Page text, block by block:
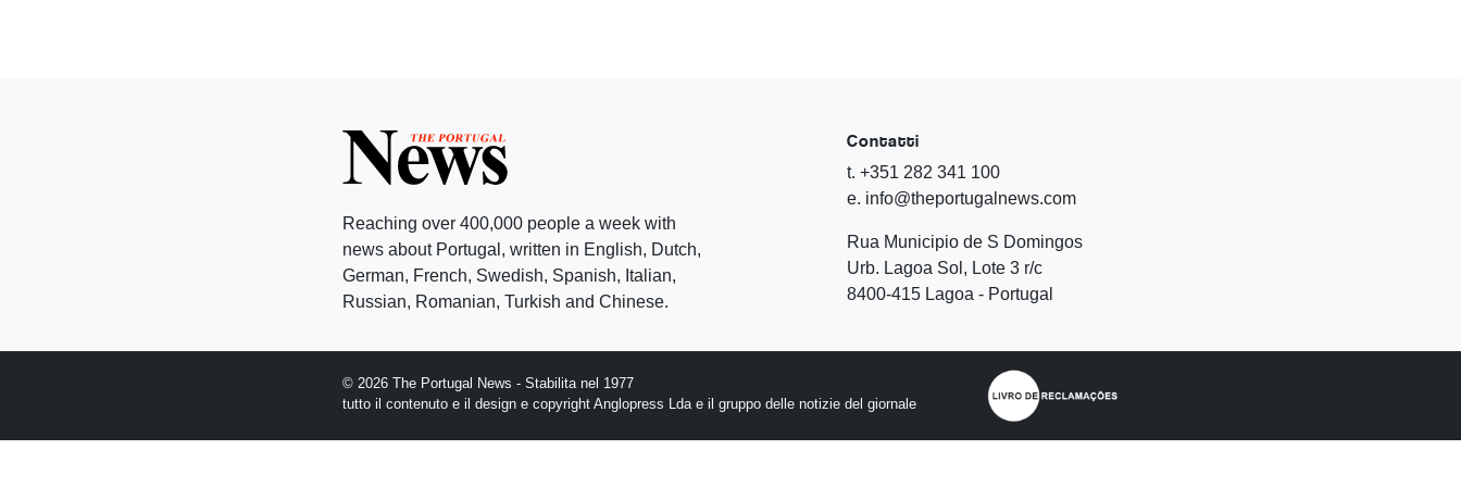
Reaching over 400,000 people a week with
news about Portugal, written in English, Dutch,
German, French, Swedish, Spanish, Italian,
Russian, Romanian, Turkish and Chinese.
Contatti
t. +351 282 341 100
e. info@theportugalnews.com
Rua Municipio de S Domingos
Urb. Lagoa Sol, Lote 3 r/c
8400-415 Lagoa - Portugal
© 2026 The Portugal News - Stabilita nel 1977
tutto il contenuto e il design e copyright Anglopress Lda e il gruppo delle notizie del giornale